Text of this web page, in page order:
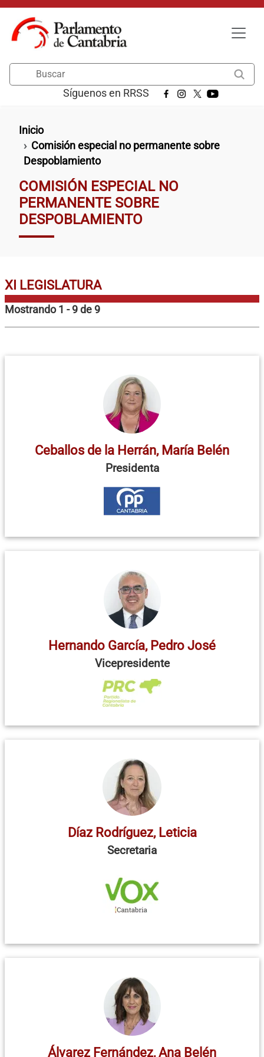
Pasar al contenido principal
Síguenos en RRSS
Ruta de navegación
Inicio
Comisión especial no permanente sobre
Despoblamiento
COMISIÓN ESPECIAL NO
PERMANENTE SOBRE
DESPOBLAMIENTO
XI LEGISLATURA
Mostrando 1 - 9 de 9
Ceballos de la Herrán, María Belén
Presidenta
Hernando García, Pedro José
Vicepresidente
Díaz Rodríguez, Leticia
Secretaria
Álvarez Fernández, Ana Belén